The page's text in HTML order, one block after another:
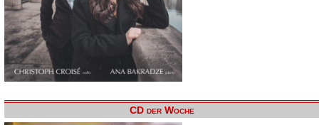
CD der Woche